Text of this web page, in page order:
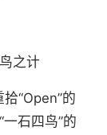
之计
“Open”的
石四鸟”的